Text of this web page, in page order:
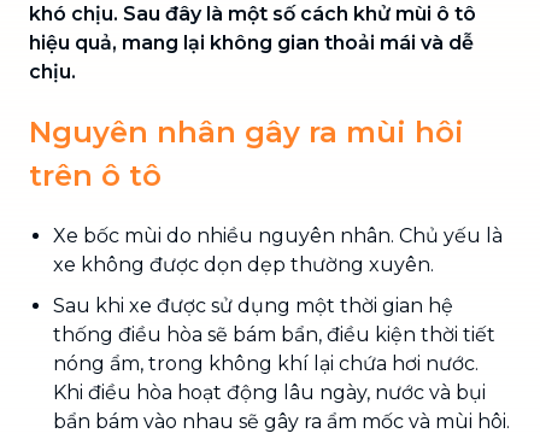
khó chịu. Sau đây là một số cách khử mùi ô tô
hiệu quả, mang lại không gian thoải mái và dễ
chịu.
Nguyên nhân gây ra mùi hôi
trên ô tô
Xe bốc mùi do nhiều nguyên nhân. Chủ yếu là
xe không được dọn dẹp thường xuyên.
Sau khi xe được sử dụng một thời gian hệ
thống điều hòa sẽ bám bẩn, điều kiện thời tiết
nóng ẩm, trong không khí lại chứa hơi nước.
Khi điều hòa hoạt động lâu ngày, nước và bụi
bẩn bám vào nhau sẽ gây ra ẩm mốc và mùi hôi.